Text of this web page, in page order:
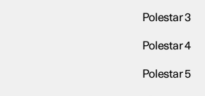
Polestar 3
Polestar 4
Polestar 5